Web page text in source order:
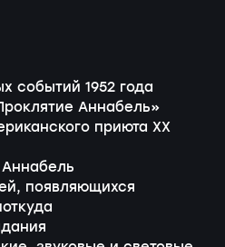
событий 1952 года
Аннабель»
приюта XX
появляющихся